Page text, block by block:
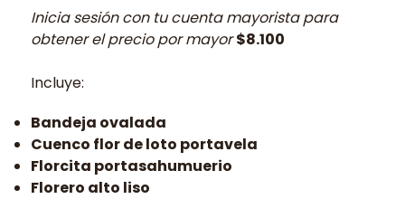
Inicia sesión con tu cuenta mayorista para
obtener el precio por mayor$8.100
Incluye:
Bandeja ovalada
Cuenco flor de loto portavela
Florcita portasahumuerio
Florero alto liso